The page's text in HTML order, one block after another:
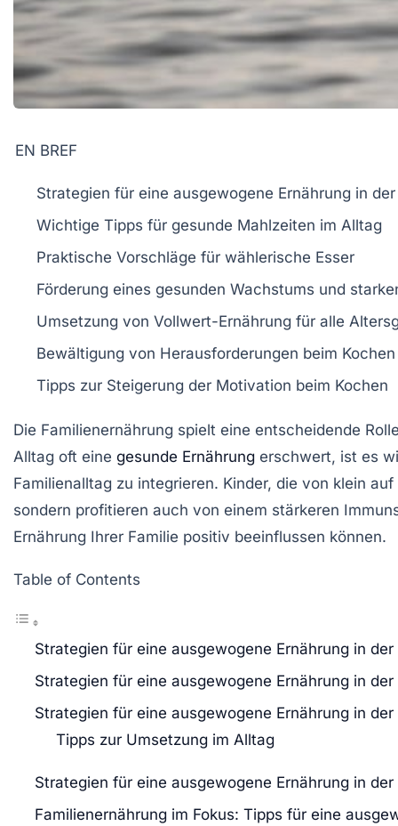
EN BREF
Strategien für eine ausgewogene Ernährung in
Wichtige Tipps für gesunde Mahlzeiten im Alltag
Praktische Vorschläge für wählerische Esser
Förderung eines gesunden Wachstums und
Umsetzung von Vollwert-Ernährung für alle
Bewältigung von Herausforderungen beim
Tipps zur Steigerung der Motivation beim Kochen
Die Familienernährung spielt eine entscheidende
Alltag oft eine gesunde Ernährung erschwert, ist es
Familienalltag zu integrieren. Kinder, die von klein
sondern profitieren auch von einem stärkeren
Ernährung Ihrer Familie positiv beeinflussen können.
Table of Contents
Strategien für eine ausgewogene Ernährung in der
Strategien für eine ausgewogene Ernährung in der
Strategien für eine ausgewogene Ernährung in der
Tipps zur Umsetzung im Alltag
Strategien für eine ausgewogene Ernährung in der
Familienernährung im Fokus: Tipps für eine